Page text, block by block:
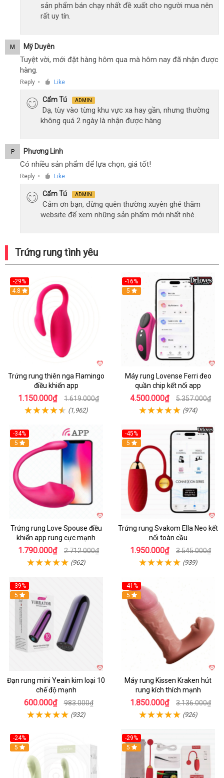
sản phẩm bán chạy nhất đề xuất cho người mua nên
rất uy tín.
M Mỹ Duyên
Tuyệt vời, mới đặt hàng hôm qua mà hôm nay đã nhận được
hàng.
Reply ● Like
Cẩm Tú ADMIN
Dạ, tùy vào từng khu vực xa hay gần, nhưng thường
không quá 2 ngày là nhận được hàng
P Phương Linh
Có nhiều sản phẩm để lựa chọn, giá tốt!
Reply ● Like
Cẩm Tú ADMIN
Cảm ơn bạn, đừng quên thường xuyên ghé thăm
website để xem những sản phẩm mới nhất nhé.
Trứng rung tình yêu
-29%
Hot
4.8
Trứng rung thiên nga Flamingo
điều khiển app
1.150.000₫ 1.619.000₫
(1,962)
-16%
Hot
5
Máy rung Lovense Ferri đeo
quần chip kết nối app
4.500.000₫ 5.357.000₫
(974)
-34%
5
Trứng rung Love Spouse điều
khiển app rung cực mạnh
1.790.000₫ 2.712.000₫
(962)
-45%
Hot
5
Trứng rung Svakom Ella Neo kết
nối toàn cầu
1.950.000₫ 3.545.000₫
(939)
-39%
Hot
5
Đạn rung mini Yeain kim loại 10
chế độ mạnh
600.000₫ 983.000₫
(932)
-41%
Hot
5
Máy rung Kissen Kraken hút
rung kích thích mạnh
1.850.000₫ 3.136.000₫
(926)
-24%
Hot
5
-29%
5